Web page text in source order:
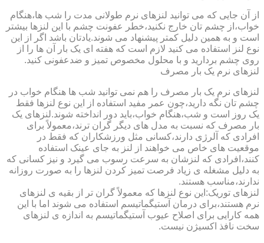
از آن جایی که می توانید لنزهای نرم طولانی مدت را شب ها،هنگام
خواب،از چشم تان خارج نکنید،خطر عفونت چشم با این لنزها بیشتر
است و به همین دلیل کمتر پیشنهاد می شوند.یادتان باشد اگر از این
نوع لنز استفاده می کنید لازم است که هفته ای یک بار آن ها را از
روی چشم بردارید و با محلول مخصوص تمیز و ضدعفونی کنید.
لنزهای نرم یک بار مصرف
لنزهای نرم یک بار مصرف را هم نمی توانید شب ها هنگام خواب در
چشم تان نگه دارید،چون عمر مفید استفاده از این نوع لنزها فقط
یک روز است و شب،هنگام خواب،باید دور انداخته شوند.لنزهای یک
بار مصرف که نسبت به مدل های دیگر گران ترند،معمولاً برای
افرادی که آلرژی دارند،کسانی مثل ورزشکاران که فقط در
موقعیت های خاص می خواهند از لنز به جای عینک استفاده
کنند،افرادی که لنزشان به سرعت رسوب می گیرد و نیز کسانی که
به دلیل مشغله ی زیاد فرصت تمیز کردن لنزها را به صورت روزانه
ندارند،مناسب هستند.
لنزهای توریک:این نوع لنزها که معمولاً گران تر از بقیه ی لنزهای
نرم هستند،برای درمان آستیگماتیسم استفاده می شوند اما با این
همه کارایی برای اصلاح عیوب آستیگماتیسم به اندازه ی لنزهای
سخت نافذ اکسیژن نیست.